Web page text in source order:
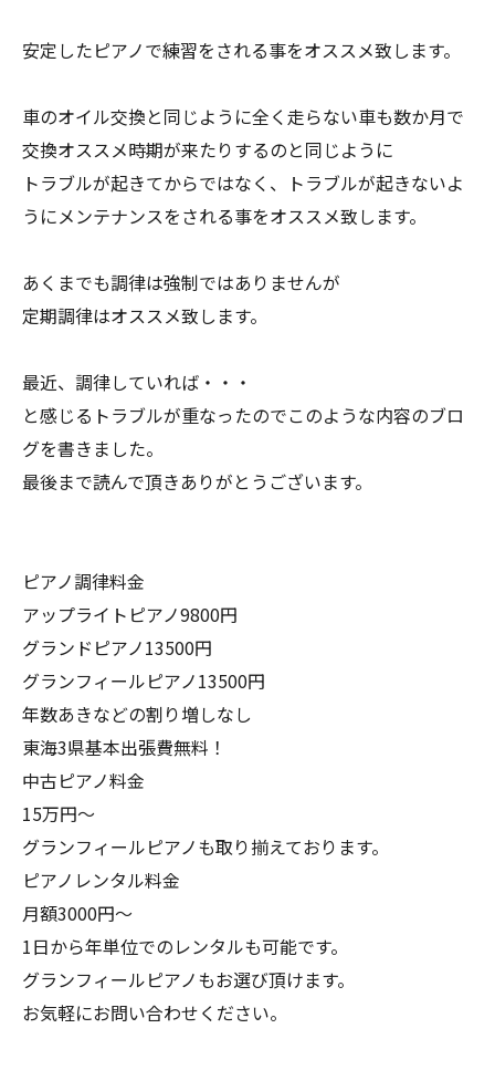
安定したピアノで練習をされる事をオススメ致します。
車のオイル交換と同じように全く走らない車も数か月で
交換オススメ時期が来たりするのと同じように
トラブルが起きてからではなく、トラブルが起きないよ
うにメンテナンスをされる事をオススメ致します。
あくまでも調律は強制ではありませんが
定期調律はオススメ致します。
最近、調律していれば・・・
と感じるトラブルが重なったのでこのような内容のブロ
グを書きました。
最後まで読んで頂きありがとうございます。
ピアノ調律料金
アップライトピアノ9800円
グランドピアノ13500円
グランフィールピアノ13500円
年数あきなどの割り増しなし
東海3県基本出張費無料！
中古ピアノ料金
15万円〜
グランフィールピアノも取り揃えております。
ピアノレンタル料金
月額3000円〜
1日から年単位でのレンタルも可能です。
グランフィールピアノもお選び頂けます。
お気軽にお問い合わせください。